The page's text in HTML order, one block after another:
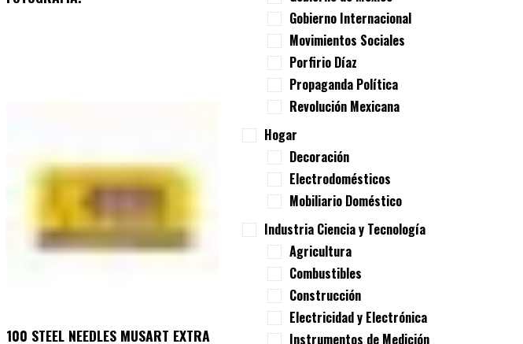
100 STEEL NEEDLES MUSART EXTRA
Gobierno Internacional
Movimientos Sociales
Porfirio Díaz
Propaganda Política
Revolución Mexicana
Hogar
Decoración
Electrodomésticos
Mobiliario Doméstico
Industria Ciencia y Tecnología
Agricultura
Combustibles
Construcción
Electricidad y Electrónica
Instrumentos de Medición